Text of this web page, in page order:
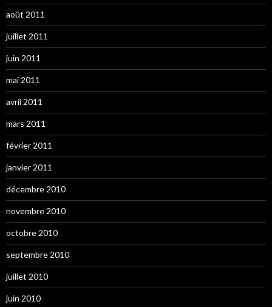
août 2011
juillet 2011
juin 2011
mai 2011
avril 2011
mars 2011
février 2011
janvier 2011
décembre 2010
novembre 2010
octobre 2010
septembre 2010
juillet 2010
juin 2010